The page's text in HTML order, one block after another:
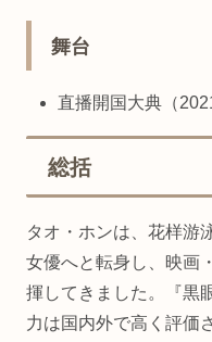
舞台
直播開国大典（
総括
タオ・ホンは、花样游
女優へと転身し、映画
揮してきました。『黒
力は国内外で高く評価